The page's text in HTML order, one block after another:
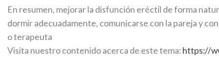
En resumen, mejorar la disfunción eréctil de forma
dormir adecuadamente, comunicarse con la pareja y
o terapeuta
Visita nuestro contenido acerca de este tema: https://